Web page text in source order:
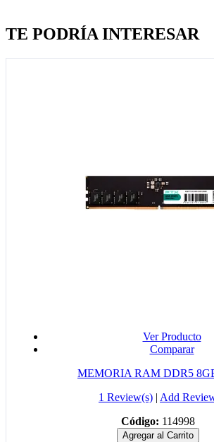
TE PODRÍA INTERESAR
Ver Producto
Comparar
MEMORIA RAM DDR5
1 Review(s) | Add
Código: 114998
Agregar al Carrito